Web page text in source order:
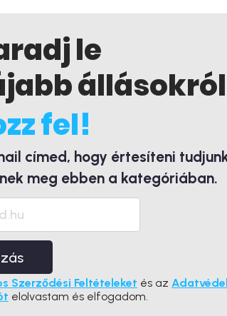
le
fel!
címed, hogy értesíteni
meg ebben a kategóriában.
Szerződési Feltételeket és az
elolvastam és elfogadom.